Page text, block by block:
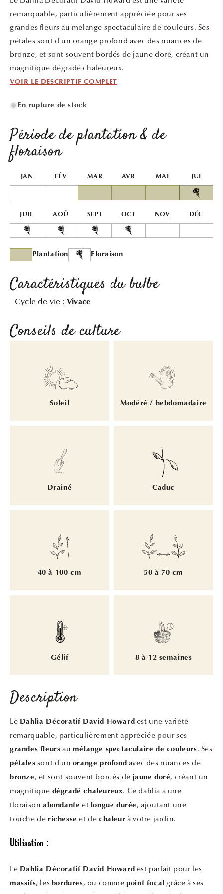
fenêtre
remarquable, particulièrement appréciée pour ses
grandes fleurs au mélange spectaculaire de couleurs. Ses
pétales sont d'un orange profond avec des nuances de
bronze, et sont souvent bordés de jaune doré, créant un
magnifique dégradé chaleureux.
VOIR LE DESCRIPTIF COMPLET
En rupture de stock
Période de plantation & de
floraison
JAN FÉV MAR AVR MAI JUI
JUIL AOÛ SEPT OCT NOV DÉC
Plantation Floraison
Caractéristiques du bulbe
Cycle de vie : Vivace
Conseils de culture
Soleil Modéré / hebdomadaire
Drainé Caduc
40 à 100 cm 50 à 70 cm
Gélif 8 à 12 semaines
Description
Le Dahlia Décoratif David Howard est une variété
remarquable, particulièrement appréciée pour ses
grandes fleurs au mélange spectaculaire de couleurs. Ses
pétales sont d'un orange profond avec des nuances de
bronze , et sont souvent bordés de jaune doré, créant un
magnifique dégradé chaleureux. Ce dahlia a une
floraison abondante et longue durée, ajoutant une
touche de richesse et dechaleur à votre jardin.
Utilisation :
Le Dahlia Décoratif David Howard est parfait pour les
massifs, les bordures, ou commepoint focal grâce à ses